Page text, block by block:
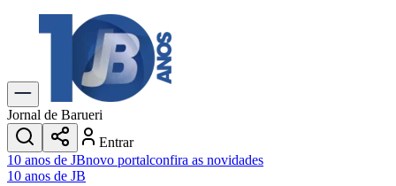
Explore Tudo
Últimas Notícias
Previsão do Tempo
Trânsito e Rotas
Dia a Dia & Lazer
Transportes
Gastronomia
Cinema & Shows
JogosNovo
Jornal de Barueri
Entrar
10 anos de JBnovo portalconfira as novidades
10 anos de JB